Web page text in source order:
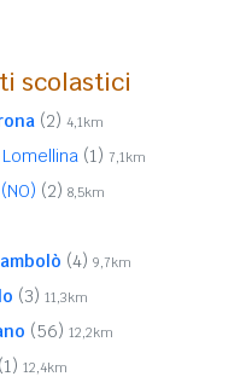
scolastici
(2) 4,1km
(1) 7,1km
(2) 8,5km
(4) 9,7km
(3) 11,3km
(56) 12,2km
(1) 12,4km